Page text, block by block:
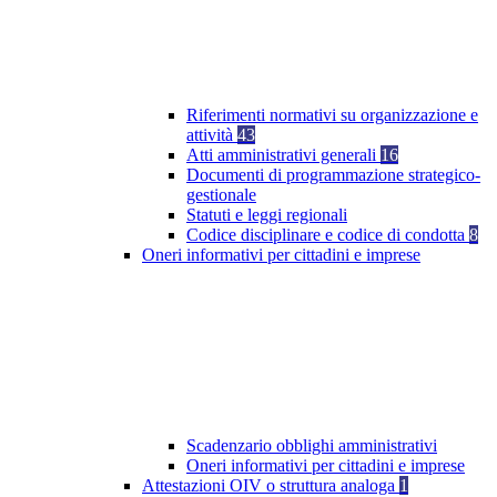
Riferimenti normativi su organizzazione e
attività 43
Atti amministrativi generali 16
Documenti di programmazione strategico-
gestionale
Statuti e leggi regionali
Codice disciplinare e codice di condotta 8
Oneri informativi per cittadini e imprese
Scadenzario obblighi amministrativi
Oneri informativi per cittadini e imprese
Attestazioni OIV o struttura analoga 1